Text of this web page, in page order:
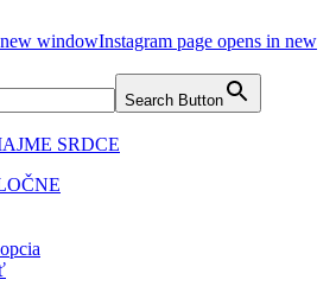
new windowInstagram page opens in new
Search Button